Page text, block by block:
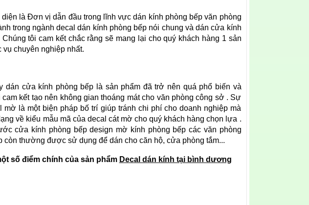
là Đơn vị dẫn đầu trong lĩnh vực dán kính phòng bếp văn phòng
trong ngành decal dán kính phòng bếp nói chung và dán cửa kính
tôi cam kết chắc rằng sẽ mang lại cho quý khách hàng 1 sản
chuyên nghiệp nhất.
dán cửa kính phòng bếp là sản phẩm đã trở nên quá phổ biến và
kết tạo nên không gian thoáng mát cho văn phòng công sở . Sự
là một biện pháp bố trí giúp tránh chi phí cho doanh nghiệp mà
về kiểu mẫu mã của decal cát mờ cho quý khách hàng chọn lựa .
cửa kính phòng bếp design mờ kính phòng bếp các văn phòng
còn thường được sử dụng để dán cho căn hộ, cửa phòng tắm...
số điểm chính của sản phẩm Decal dán kính tại bình dương